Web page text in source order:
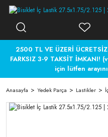
2500 TL VE ÜZERİ
FARKSIZ 3-9 TAKSİT İMKANI!
için lütfen
Anasayfa Yedek Parça Lastikler